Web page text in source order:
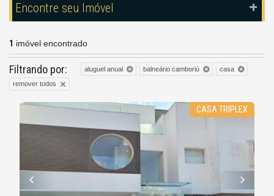
Encontre seu Imóvel
1 imóvel encontrado
Filtrando por: aluguel anual balneário camboriú
casa
remover todos
CASA TRIPLEX